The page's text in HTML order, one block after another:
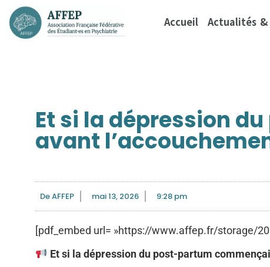
Accueil Actualités &
Et si la dépression
avant
DeAFFEP mai 13, 2026 9:28 pm
[pdf_embed url= »https://www.affep.fr/storage/
Et si la dépression du post-partum